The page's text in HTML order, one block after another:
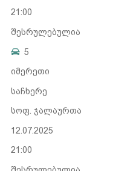
21:00
შესრულებულია
5
იმერეთი
საჩხერე
სოფ. ჯალაურთა
12.07.2025
21:00